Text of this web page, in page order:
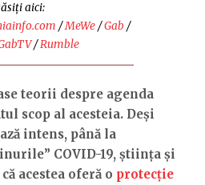
aici:
/MeWe/Gab /
/Rumble
teorii despre agenda
scop al acesteia. Deși
intens, până la
COVID-19, știința și
acestea oferă o protecție